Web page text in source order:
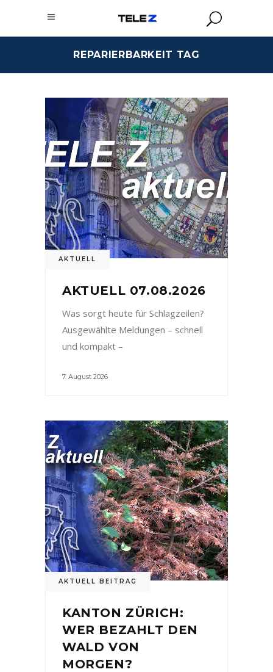
REPARIERBARKEIT TAG
AKTUELL
AKTUELL 07.08.2026
Was sorgt heute für Schlagzeilen?
Ausgewählte Meldungen – schnell
und kompakt –
7. August 2026
AKTUELL BEITRAG
KANTON ZÜRICH:
WER BEZAHLT DEN
WALD VON
MORGEN?